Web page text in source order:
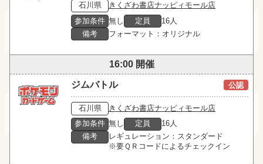
石川県
きくざわ書店ナッピィモール店
参加条件 無し 定員
16人
備考
フォーマット：オリジナル
16:00 開催
ジムバトル 公認
石川県
きくざわ書店ナッピィモール店
参加条件 無し 定員
16人
備考
レギュレーション：スタンダード
※要ＱＲコードによるチェックイン